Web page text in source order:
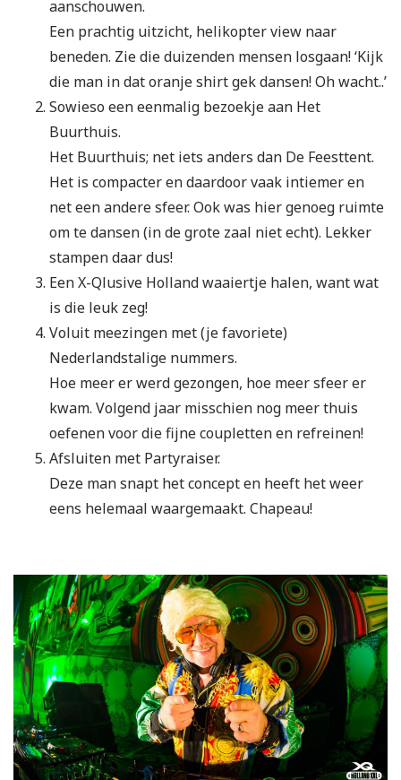
aanschouwen.
Een prachtig uitzicht, helikopter view naar
beneden. Zie die duizenden mensen losgaan! ‘Kijk
die man in dat oranje shirt gek dansen! Oh wacht..’
Sowieso een eenmalig bezoekje aan Het
Buurthuis.
Het Buurthuis; net iets anders dan De Feesttent.
Het is compacter en daardoor vaak intiemer en
net een andere sfeer. Ook was hier genoeg ruimte
om te dansen (in de grote zaal niet echt). Lekker
stampen daar dus!
Een X-Qlusive Holland waaiertje halen, want wat
is die leuk zeg!
Voluit meezingen met (je favoriete)
Nederlandstalige nummers.
Hoe meer er werd gezongen, hoe meer sfeer er
kwam. Volgend jaar misschien nog meer thuis
oefenen voor die fijne coupletten en refreinen!
Afsluiten met Partyraiser.
Deze man snapt het concept en heeft het weer
eens helemaal waargemaakt. Chapeau!